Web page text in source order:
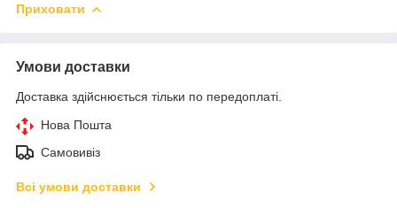
Приховати
Умови доставки
Доставка здійснюється тільки по передоплаті.
Нова Пошта
Самовивіз
Всі умови доставки